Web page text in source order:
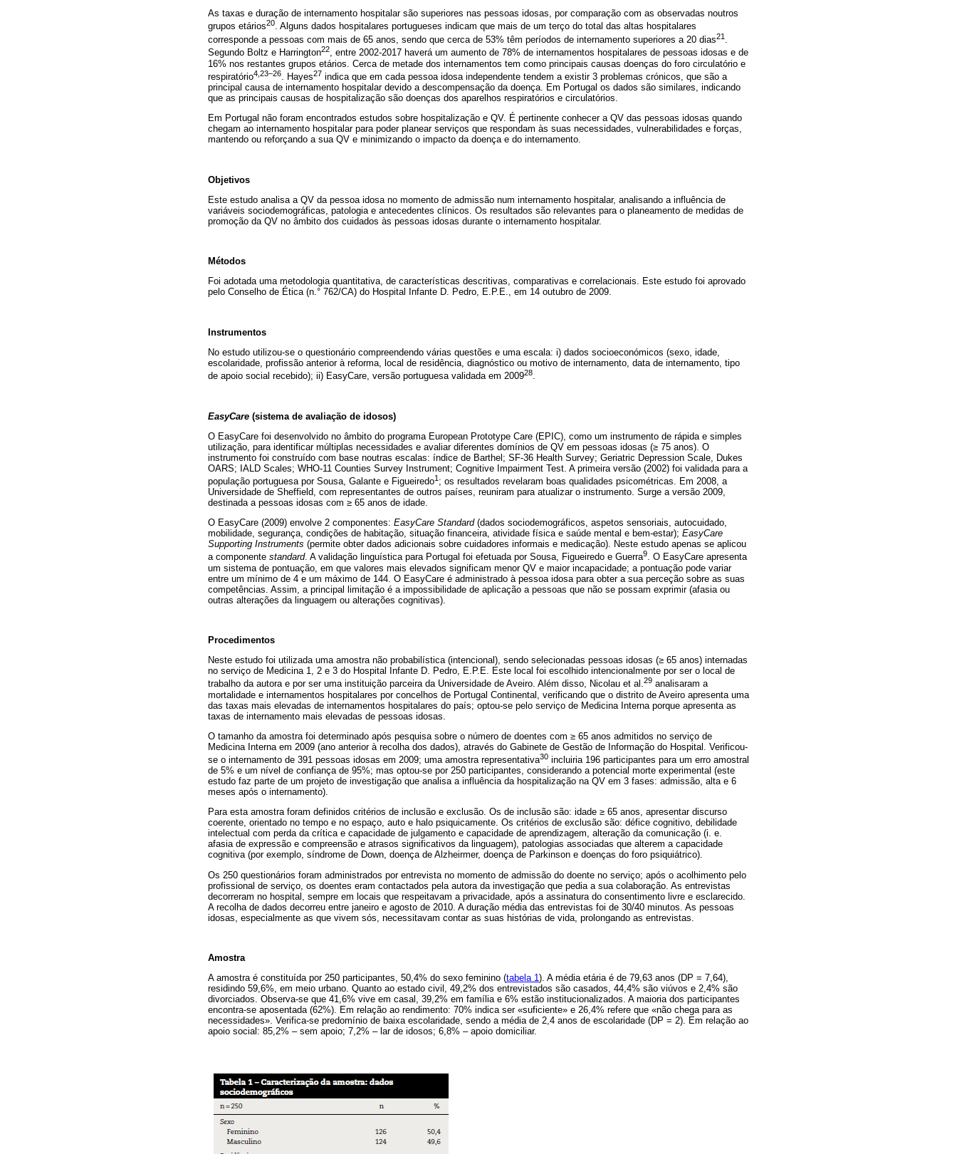
As taxas e duração de internamento hospitalar são superiores nas pessoas idosas, por comparação com as observadas noutros
grupos etários20. Alguns dados hospitalares portugueses indicam que mais de um terço do total das altas hospitalares
corresponde a pessoas com mais de 65 anos, sendo que cerca de 53% têm períodos de internamento superiores a 20 dias21 .
Segundo Boltz e Harrington22, entre 2002-2017 haverá um aumento de 78% de internamentos hospitalares de pessoas idosas e de
16% nos restantes grupos etários. Cerca de metade dos internamentos tem como principais causas doenças do foro circulatório e
respiratório4,23–26 . Hayes27 indica que em cada pessoa idosa independente tendem a existir 3 problemas crónicos, que são a
principal causa de internamento hospitalar devido a descompensação da doença. Em Portugal os dados são similares, indicando
que as principais causas de hospitalização são doenças dos aparelhos respiratórios e circulatórios.
Em Portugal não foram encontrados estudos sobre hospitalização e QV. É pertinente conhecer a QV das pessoas idosas quando
chegam ao internamento hospitalar para poder planear serviços que respondam às suas necessidades, vulnerabilidades e forças,
mantendo ou reforçando a sua QV e minimizando o impacto da doença e do internamento.
Objetivos
Este estudo analisa a QV da pessoa idosa no momento de admissão num internamento hospitalar, analisando a influência de
variáveis sociodemográficas, patologia e antecedentes clínicos. Os resultados são relevantes para o planeamento de medidas de
promoção da QV no âmbito dos cuidados às pessoas idosas durante o internamento hospitalar.
Métodos
Foi adotada uma metodologia quantitativa, de características descritivas, comparativas e correlacionais. Este estudo foi aprovado
pelo Conselho de Ética (n.° 762/CA) do Hospital Infante D. Pedro, E.P.E., em 14 outubro de 2009.
Instrumentos
No estudo utilizou-se o questionário compreendendo várias questões e uma escala: i) dados socioeconómicos (sexo, idade,
escolaridade, profissão anterior à reforma, local de residência, diagnóstico ou motivo de internamento, data de internamento, tipo
de apoio social recebido); ii) EasyCare, versão portuguesa validada em 200928.
EasyCare (sistema de avaliação de idosos)
O EasyCare foi desenvolvido no âmbito do programa European Prototype Care (EPIC), como um instrumento de rápida e simples
utilização, para identificar múltiplas necessidades e avaliar diferentes domínios de QV em pessoas idosas (≥ 75 anos). O
instrumento foi construído com base noutras escalas: índice de Barthel; SF-36 Health Survey; Geriatric Depression Scale, Dukes
OARS; IALD Scales; WHO-11 Counties Survey Instrument; Cognitive Impairment Test. A primeira versão (2002) foi validada para a
população portuguesa por Sousa, Galante e Figueiredo1 ; os resultados revelaram boas qualidades psicométricas. Em 2008, a
Universidade de Sheffield, com representantes de outros países, reuniram para atualizar o instrumento. Surge a versão 2009,
destinada a pessoas idosas com ≥ 65 anos de idade.
O EasyCare (2009) envolve 2 componentes: EasyCare Standard(dados sociodemográficos, aspetos sensoriais, autocuidado,
mobilidade, segurança, condições de habitação, situação financeira, atividade física e saúde mental e bem-estar); EasyCare
Supporting Instruments (permite obter dados adicionais sobre cuidadores informais e medicação). Neste estudo apenas se aplicou
a componente standard. A validação linguística para Portugal foi efetuada por Sousa, Figueiredo e Guerra9. O EasyCare apresenta
um sistema de pontuação, em que valores mais elevados significam menor QV e maior incapacidade; a pontuação pode variar
entre um mínimo de 4 e um máximo de 144. O EasyCare é administrado à pessoa idosa para obter a sua perceção sobre as suas
competências. Assim, a principal limitação é a impossibilidade de aplicação a pessoas que não se possam exprimir (afasia ou
outras alterações da linguagem ou alterações cognitivas).
Procedimentos
Neste estudo foi utilizada uma amostra não probabilística (intencional), sendo selecionadas pessoas idosas (≥ 65 anos) internadas
no serviço de Medicina 1, 2 e 3 do Hospital Infante D. Pedro, E.P.E. Este local foi escolhido intencionalmente por ser o local de
trabalho da autora e por ser uma instituição parceira da Universidade de Aveiro. Além disso, Nicolau et al.29 analisaram a
mortalidade e internamentos hospitalares por concelhos de Portugal Continental, verificando que o distrito de Aveiro apresenta uma
das taxas mais elevadas de internamentos hospitalares do país; optou-se pelo serviço de Medicina Interna porque apresenta as
taxas de internamento mais elevadas de pessoas idosas.
O tamanho da amostra foi determinado após pesquisa sobre o número de doentes com ≥ 65 anos admitidos no serviço de
Medicina Interna em 2009 (ano anterior à recolha dos dados), através do Gabinete de Gestão de Informação do Hospital. Verificou-
se o internamento de 391 pessoas idosas em 2009; uma amostra representativa30 incluiria 196 participantes para um erro amostral
de 5% e um nível de confiança de 95%; mas optou-se por 250 participantes, considerando a potencial morte experimental (este
estudo faz parte de um projeto de investigação que analisa a influência da hospitalização na QV em 3 fases: admissão, alta e 6
meses após o internamento).
Para esta amostra foram definidos critérios de inclusão e exclusão. Os de inclusão são: idade ≥ 65 anos, apresentar discurso
coerente, orientado no tempo e no espaço, auto e halo psiquicamente. Os critérios de exclusão são: défice cognitivo, debilidade
intelectual com perda da crítica e capacidade de julgamento e capacidade de aprendizagem, alteração da comunicação (i. e.
afasia de expressão e compreensão e atrasos significativos da linguagem), patologias associadas que alterem a capacidade
cognitiva (por exemplo, síndrome de Down, doença de Alzheirmer, doença de Parkinson e doenças do foro psiquiátrico).
Os 250 questionários foram administrados por entrevista no momento de admissão do doente no serviço; após o acolhimento pelo
profissional de serviço, os doentes eram contactados pela autora da investigação que pedia a sua colaboração. As entrevistas
decorreram no hospital, sempre em locais que respeitavam a privacidade, após a assinatura do consentimento livre e esclarecido.
A recolha de dados decorreu entre janeiro e agosto de 2010. A duração média das entrevistas foi de 30/40 minutos. As pessoas
idosas, especialmente as que vivem sós, necessitavam contar as suas histórias de vida, prolongando as entrevistas.
Amostra
A amostra é constituída por 250 participantes, 50,4% do sexo feminino (tabela 1). A média etária é de 79,63 anos (DP = 7,64),
residindo 59,6%, em meio urbano. Quanto ao estado civil, 49,2% dos entrevistados são casados, 44,4% são viúvos e 2,4% são
divorciados. Observa-se que 41,6% vive em casal, 39,2% em família e 6% estão institucionalizados. A maioria dos participantes
encontra-se aposentada (62%). Em relação ao rendimento: 70% indica ser «suficiente» e 26,4% refere que «não chega para as
necessidades». Verifica-se predomínio de baixa escolaridade, sendo a média de 2,4 anos de escolaridade (DP = 2). Em relação ao
apoio social: 85,2% – sem apoio; 7,2% – lar de idosos; 6,8% – apoio domiciliar.